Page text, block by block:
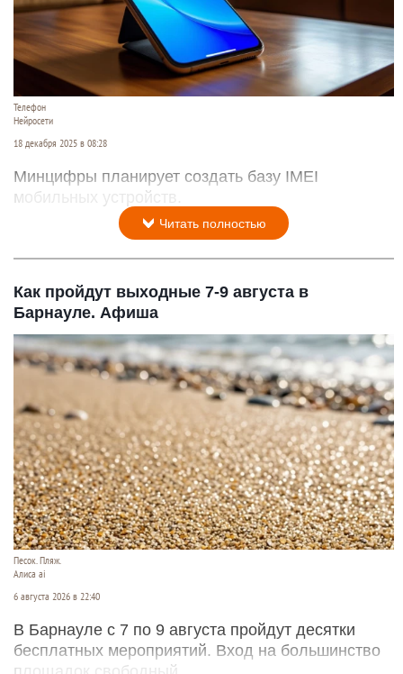
Телефон
Нейросети
18 декабря 2025 в 08:28
Минцифры планирует создать базу IMEI
мобильных устройств.
Читать полностью
Как пройдут выходные 7-9 августа в
Барнауле. Афиша
Песок. Пляж.
Алиса ai
6 августа 2026 в 22:40
В Барнауле с 7 по 9 августа пройдут десятки
бесплатных мероприятий. Вход на большинство